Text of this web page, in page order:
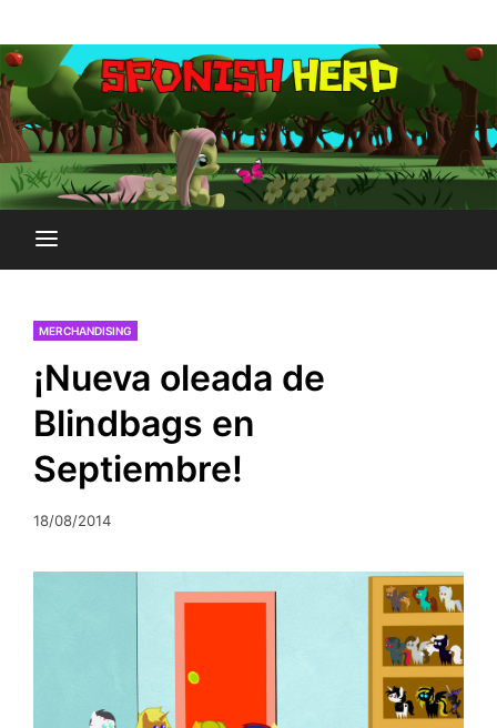
al
contenido
SPONISH HERD
MERCHANDISING
¡Nueva oleada de
Blindbags en
Septiembre!
18/08/2014